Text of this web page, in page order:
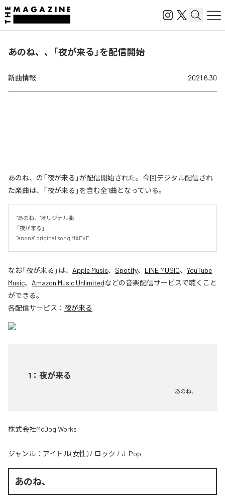
あのね、、「夜が来る」を配信開始
新曲情報 2021.6.30
あのね、の「夜が来る」が配信開始された。今回デジタル配信され
た楽曲は、「夜が来る」を含む全1曲となっている。
"あのね、"オリジナル曲
「夜が来る」
"anone" original song MAEVE
なお「夜が来る 」は、 Apple Music、 Spotify、 LINE MUSIC、 YouTube
Music、 Amazon Music Unlimitedなどの音楽配信サービスで聴くこと
ができる。
各配信サービス： 夜が来る
1 ： 夜が来る
あのね、
株式会社McDog Works
ジャンル： アイドル(女性) / ロック / J-Pop
あのね、